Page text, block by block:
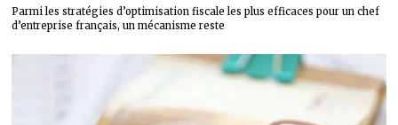
Parmi les stratégies d’optimisation fiscale les plus efficaces pour un chef
d’entreprise français, un mécanisme reste